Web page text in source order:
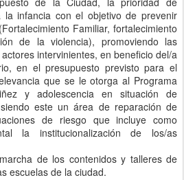
la infancia con el objetivo de prevenir
Familiar, fortalecimiento
de la violencia), promoviendo las
intervinientes, en beneficio del/a
en el presupuesto previsto para el
que se le otorga al Programa
y adolescencia en situación de
este un área de reparación de
de riesgo que incluye como
la institucionalización de los/as
de los contenidos y talleres de
escuelas de la ciudad.